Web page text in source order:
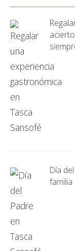
Día
familia